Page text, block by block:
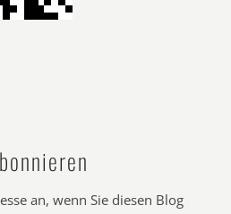
an, wenn Sie diesen Blog